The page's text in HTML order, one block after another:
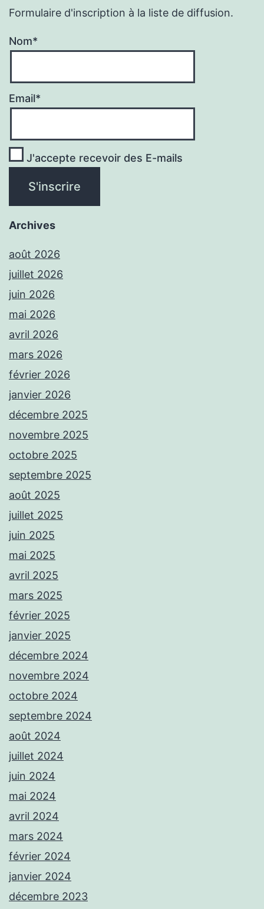
Formulaire d'inscription à la liste de diffusion.
Nom*
Email*
J'accepte recevoir des E-mails
Archives
août 2026
juillet 2026
juin 2026
mai 2026
avril 2026
mars 2026
février 2026
janvier 2026
décembre 2025
novembre 2025
octobre 2025
septembre 2025
août 2025
juillet 2025
juin 2025
mai 2025
avril 2025
mars 2025
février 2025
janvier 2025
décembre 2024
novembre 2024
octobre 2024
septembre 2024
août 2024
juillet 2024
juin 2024
mai 2024
avril 2024
mars 2024
février 2024
janvier 2024
décembre 2023